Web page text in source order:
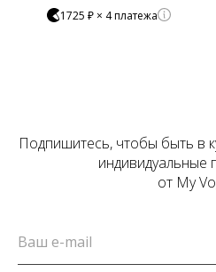
1725 ₽ × 4 платежа
Подпишитесь, чтобы быть в
индивидуальные
от My